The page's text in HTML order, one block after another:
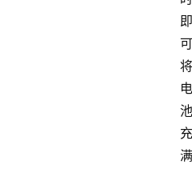
即
可
将
电
池
充
满